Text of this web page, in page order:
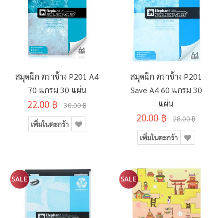
สมุดฉีก ตราช้าง P201 A4
70 แกรม 30 แผ่น
22.00 ฿ 30.00 ฿
เพิ่มในตะกร้า
สมุดฉีก ตราช้าง P201
Save A4 60 แกรม 30
แผ่น
20.00 ฿ 28.00 ฿
เพิ่มในตะกร้า